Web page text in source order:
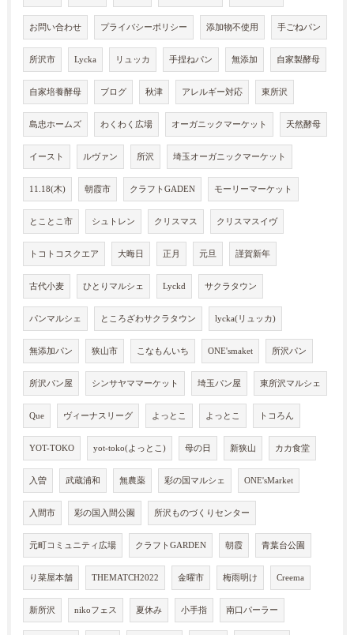
お問い合わせ プライバシーポリシー 添加物不使用 手ごねパン
所沢市 Lycka リュッカ 手捏ねパン 無添加 自家製酵母
自家培養酵母 ブログ 秋津 アレルギー対応 東所沢
島忠ホームズ わくわく広場 オーガニックマーケット 天然酵母
イースト ルヴァン 所沢 埼玉オーガニックマーケット
11.18(木) 朝霞市 クラフトGADEN モーリーマーケット
とことこ市 シュトレン クリスマス クリスマスイヴ
トコトコスクエア 大晦日 正月 元旦 謹賀新年
古代小麦 ひとりマルシェ Lyckd サクラタウン
パンマルシェ ところざわサクラタウン lycka(リュッカ)
無添加パン 狭山市 こなもんいち ONE'smaket 所沢パン
所沢パン屋 シンサヤママーケット 埼玉パン屋 東所沢マルシェ
Que ヴィーナスリーグ よっとこ よっとこ トコろん
YOT-TOKO yot-toko(よっとこ) 母の日 新狭山 カカ食堂
入曽 武蔵浦和 無農薬 彩の国マルシェ ONE'sMarket
入間市 彩の国入間公園 所沢ものづくりセンター
元町コミュニティ広場 クラフトGARDEN 朝霞 青葉台公園
り菜屋本舗 THEMATCH2022 金曜市 梅雨明け Creema
新所沢 nikoフェス 夏休み 小手指 南口パーラー